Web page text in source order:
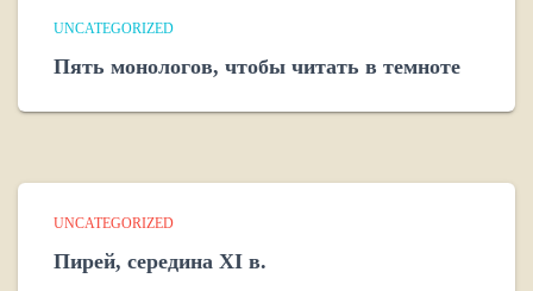
UNCATEGORIZED
Пять монологов, чтобы читать в темноте
UNCATEGORIZED
Пирей, середина XI в.